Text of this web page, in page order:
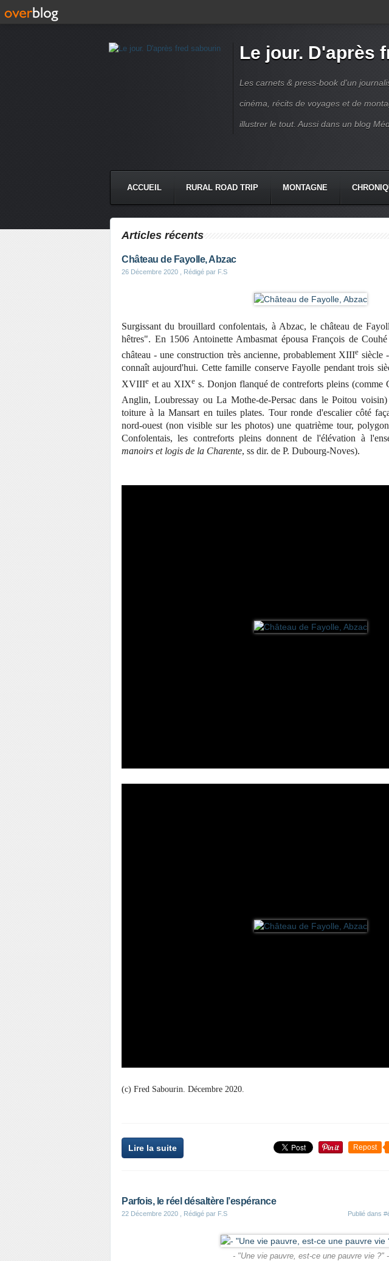
Le jour. D'après
Les carnets & press-book d'un
cinéma, récits de voyages et de
illustrer le tout. Aussi dans un blog
ACCUEIL RURAL ROAD TRIP MONTAGNE
Articles récents
Château de Fayolle, Abzac
26 Décembre 2020 , Rédigé par F.S
Surgissant du brouillard confolentais, à Abzac, le château de
hêtres". En 1506 Antoinette Ambasmat épousa François de
château - une construction très ancienne, probablement XIIIe siècle
connaît aujourd'hui. Cette famille conserve Fayolle pendant trois
XVIIIe et au XIXes. Donjon flanqué de contreforts pleins (comme
Anglin, Loubressay ou La Mothe-de-Persac dans le Poitou
toiture à la Mansart en tuiles plates. Tour ronde d'escalier côté
nord-ouest (non visible sur les photos) une quatrième tour,
Confolentais, les contreforts pleins donnent de l'élévation à
manoirs et logis de la Charente, ss dir. de P. Dubourg-Noves).
(c) Fred Sabourin. Décembre 2020.
Lire la suite Repost
Parfois, le réel désaltère l’espérance
22 Décembre 2020 , Rédigé par F.S Publié dans
- "Une vie pauvre, est-ce une pauvre vie ?" -